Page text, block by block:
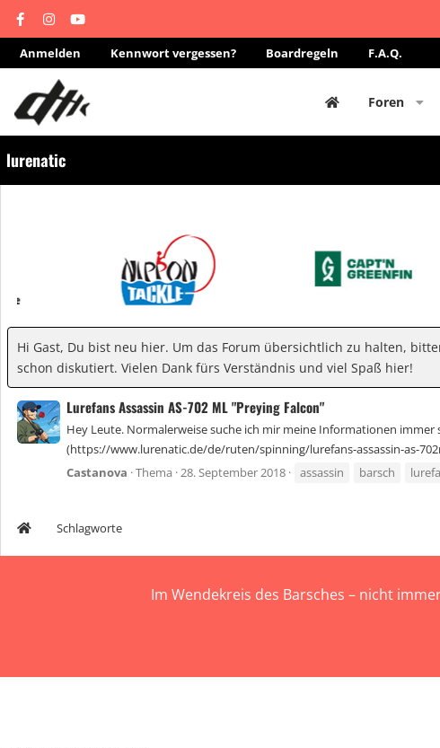
Anmelden Kennwort vergessen? Boardregeln F.A.Q.
Foren
lurenatic
Hi Gast, Du bist neu hier. Um das Forum übersichtlich zu halten,
schon diskutiert. Vielen Dank fürs Verständnis und viel Spaß hier!
Lurefans Assassin AS-702 ML "Preying Falcon"
Hey Leute. Normalerweise suche ich mir meine Informationen
(https://www.lurenatic.de/de/ruten/spinning/lurefans-assassin-as-
Castanova Thema 28. September 2018 assassin barsch
Schlagworte
Im Wendekreis des Barsches – nicht